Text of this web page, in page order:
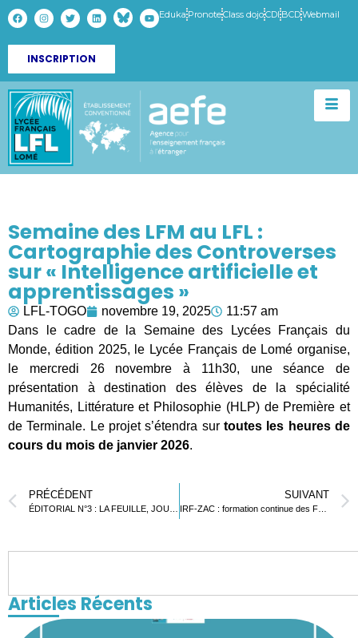
Eduka PronoteClass dojoCDI BCDWebmail
INSCRIPTION
Semaine des LFM au LFL :
Cartographie des Controverses
sur « Intelligence artificielle et
apprentissages »
LFL-TOGO novembre 19, 2025
11:57 am
Dans le cadre de la Semaine des Lycées Français du
Monde, édition 2025, le Lycée Français de Lomé organise,
le mercredi 26 novembre à 11h30, une séance de
présentation à destination des élèves de la spécialité
Humanités, Littérature et Philosophie (HLP) de Première et
de Terminale. Le projet s’étendra sur toutes les heures de
cours du mois de janvier 2026.
PRÉCÉDENT SUIVANT
IRF-ZAC : formation continue des Formateurs « Premiers secours citoyen »
Articles Récents